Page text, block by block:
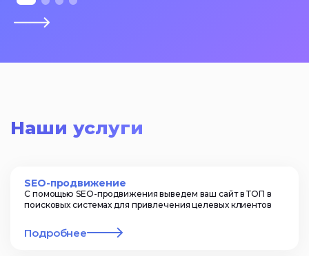
Наши услуги
SEO-продвижение
С помощью SEO-продвижения выведем ваш сайт в ТОП в
поисковых системах для привлечения целевых клиентов
Подробнее